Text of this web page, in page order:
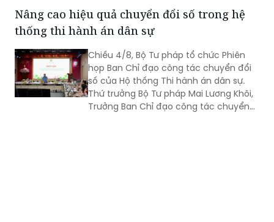
trưởng Đặng Hoàng Oanh.
Nâng cao hiệu quả chuyển đổi số trong hệ
thống thi hành án dân sự
Chiều 4/8, Bộ Tư pháp tổ chức Phiên
họp Ban Chỉ đạo công tác chuyển đổi
số của Hộ thống Thi hành án dân sự.
Thứ trưởng Bộ Tư pháp Mai Lương Khôi,
Trưởng Ban Chỉ đạo công tác chuyển